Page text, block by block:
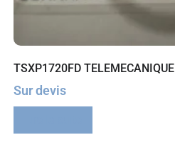
TSXP1720FD TELEMECANIQUE
Sur devis